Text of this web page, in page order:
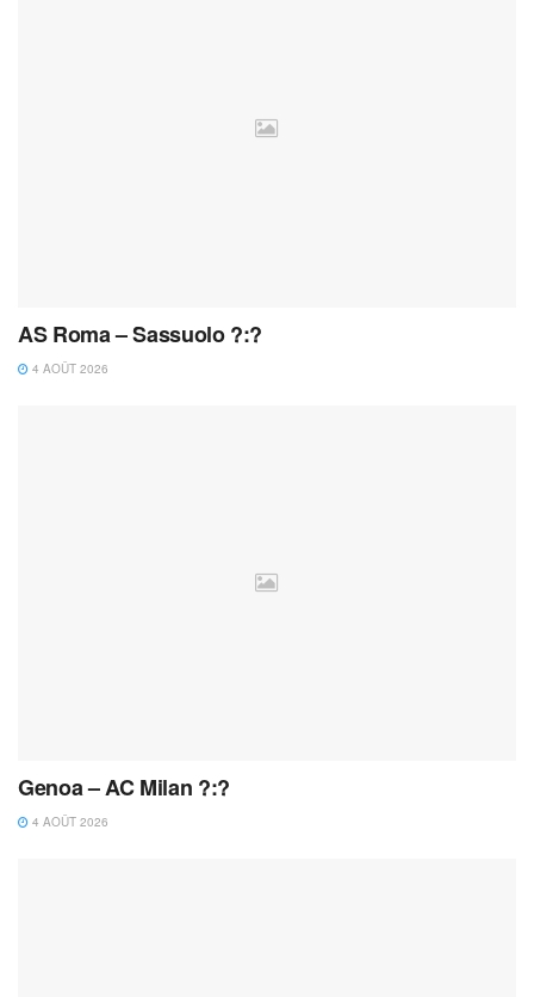
AS Roma – Sassuolo ?:?
4 AOÛT 2026
Genoa – AC Milan ?:?
4 AOÛT 2026